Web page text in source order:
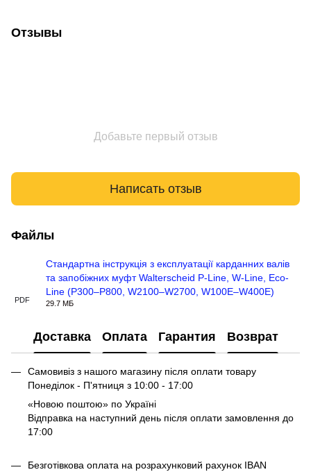
Отзывы
Добавьте первый отзыв
Написать отзыв
Файлы
PDF
Стандартна інструкція з експлуатації карданних валів
та запобіжних муфт Walterscheid P-Line, W-Line, Eco-
Line (P300–P800, W2100–W2700, W100E–W400E)
29.7 МБ
Доставка Оплата Гарантия Возврат
Самовивіз з нашого магазину після оплати товару
Понеділок - П'ятниця з 10:00 - 17:00
«Новою поштою» по Україні
Відправка на наступний день після оплати замовлення до
17:00
Безготівкова оплата на розрахунковий рахунок IBAN